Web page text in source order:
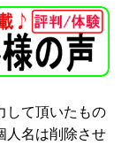
会社概要
して頂いたもの
人名は削除させ